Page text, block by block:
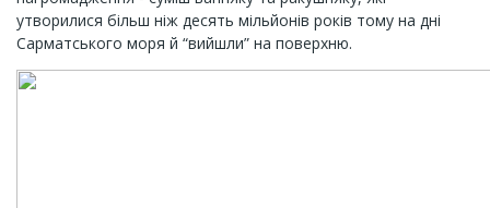
утворилися більш ніж десять мільйонів років тому на дні
Сарматського моря й “вийшли” на поверхню.